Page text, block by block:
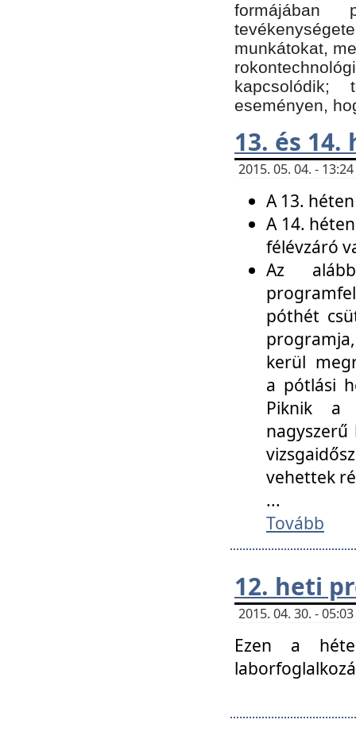
formájában
munkátokat,
eseményen,
13. és
2015. 05. 04. -
A 13.
A 14.
félévzáró
Az
póthét
kerül
a pótlási
Piknik a
vehettek
...
Tovább
12. heti
2015. 04. 30. -
Ezen a